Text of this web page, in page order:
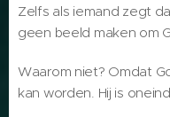
Zelfs als iemand zegt
geen beeld maken om
Waarom niet? Omdat
kan worden. Hij is